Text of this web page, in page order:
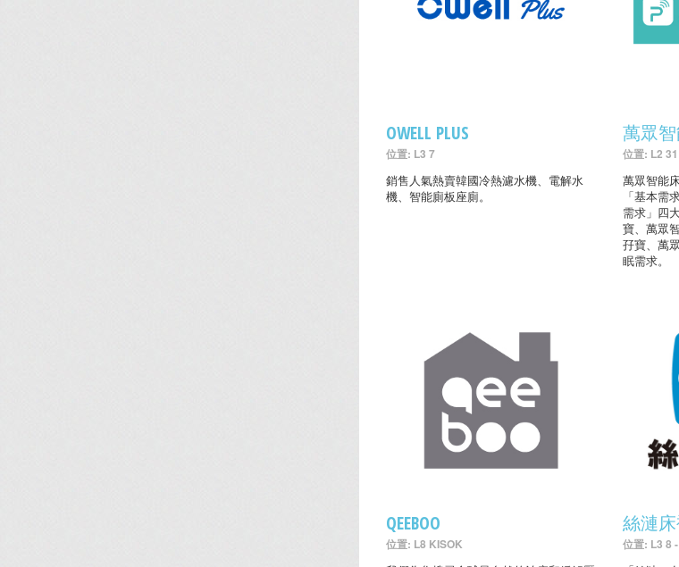
OWELL PLUS
位置: L3 7
銷售人氣熱賣韓國冷熱濾水機、電解水
機、智能廁板座廁。
萬眾
位置: L2 31
萬眾智能
「基本需
需求」四
寶、萬眾
孖寶、萬
眠需求。
QEEBOO
位置: L8 KISOK
絲漣
位置: L3 8